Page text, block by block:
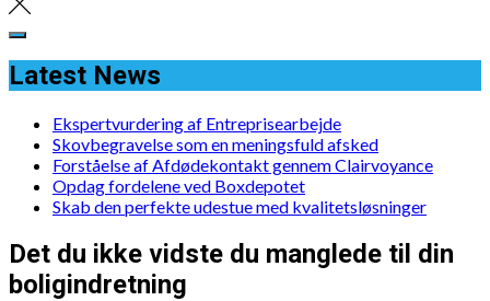
Latest News
Ekspertvurdering af Entreprisearbejde
Skovbegravelse som en meningsfuld afsked
Forståelse af Afdødekontakt gennem Clairvoyance
Opdag fordelene ved Boxdepotet
Skab den perfekte udestue med kvalitetsløsninger
Det du ikke vidste du manglede til din
boligindretning